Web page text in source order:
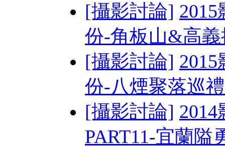
[攝影討論]
份-角板山&高
[攝影討論]
份-八煙聚落巡禮
[攝影討論]
PART11-宜蘭隘